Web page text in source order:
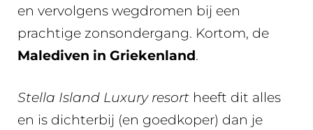
en vervolgens wegdromen bij een
prachtige zonsondergang. Kortom, de
Malediven in Griekenland.
Stella Island Luxury resort heeft dit alles
en is dichterbij (en goedkoper) dan je